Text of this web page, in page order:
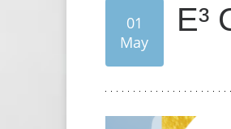
01
May
E³